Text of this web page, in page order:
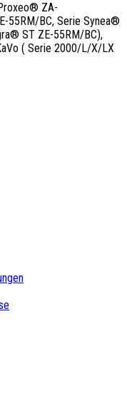
ZA-
55RM/BC, Serie Synea®
ST ZE-55RM/BC),
( Serie 2000/L/X/LX